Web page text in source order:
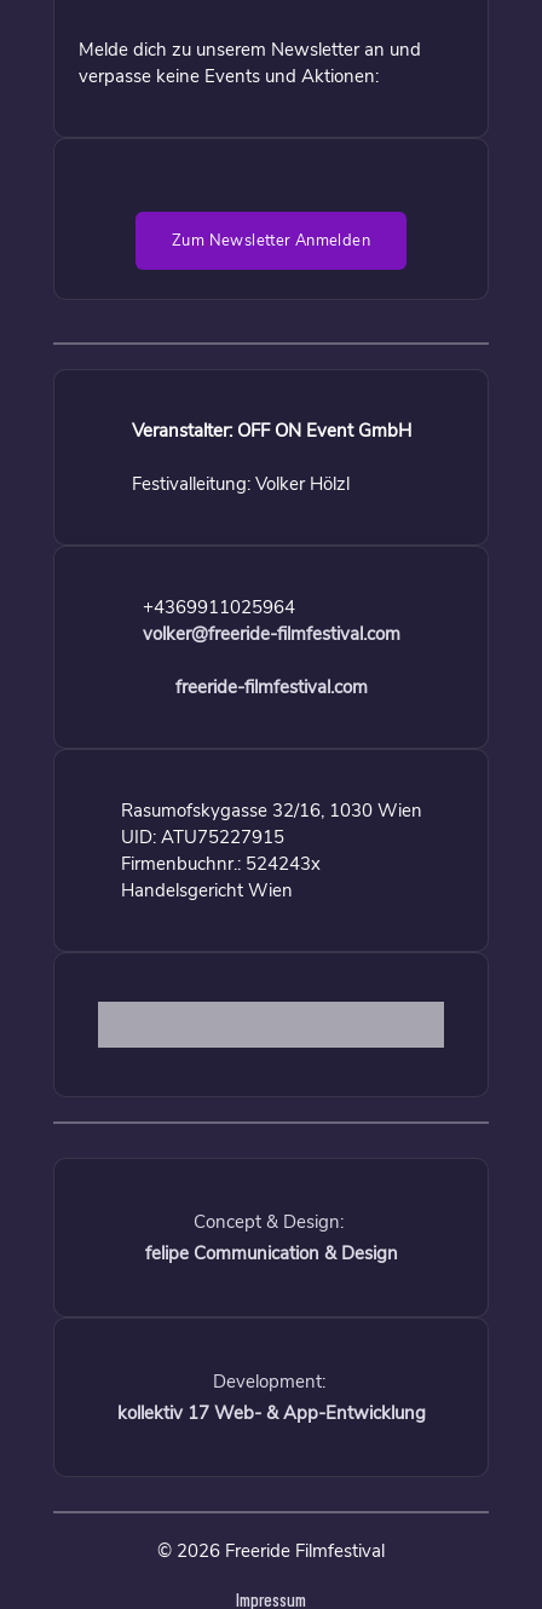
Melde dich zu unserem Newsletter an und
verpasse keine Events und Aktionen:
Zum Newsletter Anmelden
Veranstalter: OFF ON Event GmbH
Festivalleitung: Volker Hölzl
+4369911025964
volker@freeride-filmfestival.com
freeride-filmfestival.com
Rasumofskygasse 32/16, 1030 Wien
UID: ATU75227915
Firmenbuchnr.: 524243x
Handelsgericht Wien
Concept & Design:
felipe Communication & Design
Development:
kollektiv 17 Web- & App-Entwicklung
© 2026 Freeride Filmfestival
Impressum